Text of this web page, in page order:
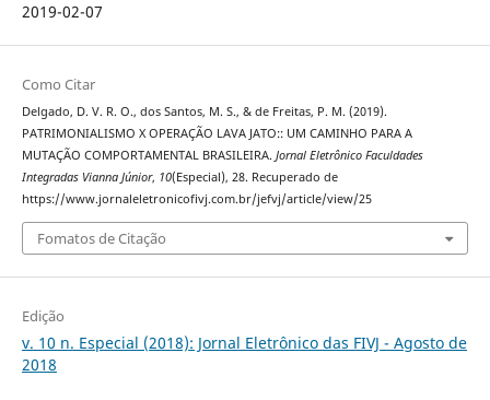
2019-02-07
Como Citar
Delgado, D. V. R. O., dos Santos, M. S., & de Freitas, P. M. (2019).
PATRIMONIALISMO X OPERAÇÃO LAVA JATO:: UM CAMINHO PARA A
MUTAÇÃO COMPORTAMENTAL BRASILEIRA. Jornal Eletrônico Faculdades
Integradas Vianna Júnior, 10(Especial), 28. Recuperado de
https://www.jornaleletronicofivj.com.br/jefvj/article/view/25
Fomatos de Citação
Edição
v. 10 n. Especial (2018): Jornal Eletrônico das FIVJ - Agosto de
2018